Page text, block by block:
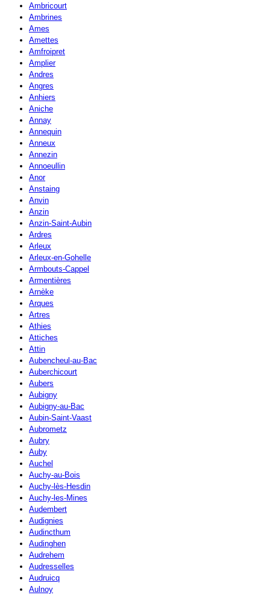
Ambricourt
Ambrines
Ames
Amettes
Amfroipret
Amplier
Andres
Angres
Anhiers
Aniche
Annay
Annequin
Anneux
Annezin
Annoeullin
Anor
Anstaing
Anvin
Anzin
Anzin-Saint-Aubin
Ardres
Arleux
Arleux-en-Gohelle
Armbouts-Cappel
Armentières
Arnèke
Arques
Artres
Athies
Attiches
Attin
Aubencheul-au-Bac
Auberchicourt
Aubers
Aubigny
Aubigny-au-Bac
Aubin-Saint-Vaast
Aubrometz
Aubry
Auby
Auchel
Auchy-au-Bois
Auchy-lès-Hesdin
Auchy-les-Mines
Audembert
Audignies
Audincthum
Audinghen
Audrehem
Audresselles
Audruicq
Aulnoy